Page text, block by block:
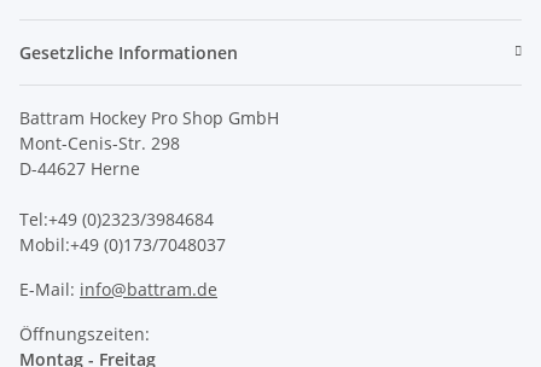
Gesetzliche Informationen
Battram Hockey Pro Shop GmbH
Mont-Cenis-Str. 298
D-44627 Herne
Tel:+49 (0)2323/3984684
Mobil:+49 (0)173/7048037
E-Mail: info@battram.de
Öffnungszeiten:
Montag - Freitag